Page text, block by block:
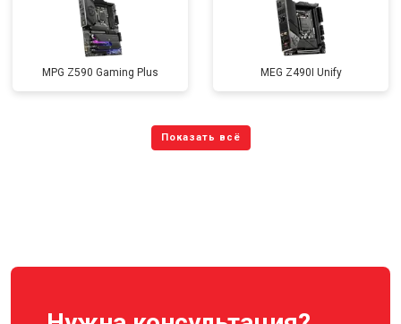
MPG Z590 Gaming Plus MEG Z490I Unify